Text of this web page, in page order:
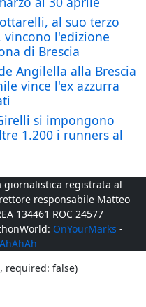
al suo terzo
vincono l'edizione
di Brescia
Angilella alla Brescia
vince l'ex azzurra
si impongono
1.200 i runners al
giornalistica registrata al
responsabile Matteo
134461 ROC 24577
OnYourMarks -
AhAhAh
required: false)